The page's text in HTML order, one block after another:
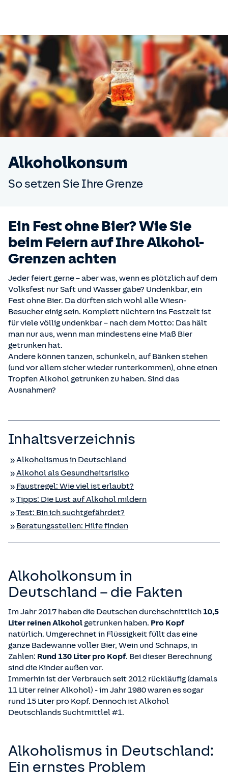
Alkoholkonsum
So setzen Sie Ihre Grenze
Ein Fest ohne Bier? Wie Sie
beim Feiern auf Ihre Alkohol-
Grenzen achten
Jeder feiert gerne – aber was, wenn es plötzlich auf dem
Volksfest nur Saft und Wasser gäbe? Undenkbar, ein
Fest ohne Bier. Da dürften sich wohl alle Wiesn-
Besucher einig sein. Komplett nüchtern ins Festzelt ist
für viele völlig undenkbar – nach dem Motto: Das hält
man nur aus, wenn man mindestens eine Maß Bier
getrunken hat.
Andere können tanzen, schunkeln, auf Bänken stehen
(und vor allem sicher wieder runterkommen), ohne einen
Tropfen Alkohol getrunken zu haben. Sind das
Ausnahmen?
Inhaltsverzeichnis
Alkoholismus in Deutschland
Alkohol als Gesundheitsrisiko
Faustregel: Wie viel ist erlaubt?
Tipps: Die Lust auf Alkohol mildern
Test: Bin ich suchtgefährdet?
Beratungsstellen: Hilfe finden
Alkoholkonsum in
Deutschland – die Fakten
Im Jahr 2017 haben die Deutschen durchschnittlich 10,5
Liter reinen Alkohol getrunken haben. Pro Kopf
natürlich. Umgerechnet in Flüssigkeit füllt das eine
ganze Badewanne voller Bier, Wein und Schnaps, in
Zahlen: Rund 130 Liter pro Kopf. Bei dieser Berechnung
sind die Kinder außen vor.
Immerhin ist der Verbrauch seit 2012 rückläufig (damals
11 Liter reiner Alkohol) - im Jahr 1980 waren es sogar
rund 15 Liter pro Kopf. Dennoch ist Alkohol
Deutschlands Suchtmittlel #1.
Alkoholismus in Deutschland:
Ein ernstes Problem